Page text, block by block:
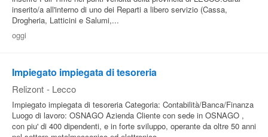
Blog
Pubblica
Offerte
Area
inserito/a all'interno di uno dei Reparti a libero servizio (Cassa,
Drogheria, Latticini e Salumi,...
oggi
Impiegato impiegata di tesoreria
Relizont - Lecco
Impiegato impiegata di tesoreria Categoria: Contabilità/Banca/Finanza
Luogo di lavoro: OSNAGO Azienda Cliente con sede in OSNAGO ,
con piu' di 400 dipendenti, e in forte sviluppo, operante da oltre 50 anni